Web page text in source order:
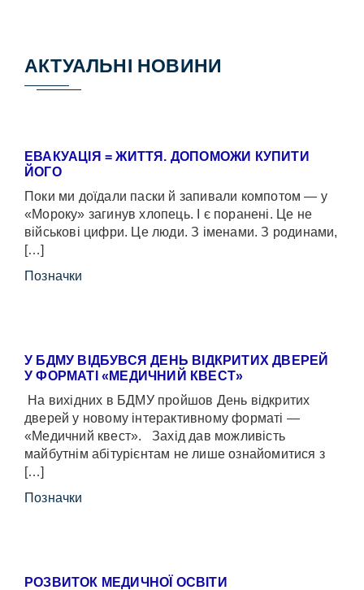
АКТУАЛЬНІ НОВИНИ
ЕВАКУАЦІЯ = ЖИТТЯ. ДОПОМОЖИ КУПИТИ
ЙОГО
Поки ми доїдали паски й запивали компотом — у
«Мороку» загинув хлопець. І є поранені. Це не
військові цифри. Це люди. З іменами. З родинами,
[…]
Позначки
У БДМУ ВІДБУВСЯ ДЕНЬ ВІДКРИТИХ ДВЕРЕЙ
У ФОРМАТІ «МЕДИЧНИЙ КВЕСТ»
На вихідних в БДМУ пройшов День відкритих
дверей у новому інтерактивному форматі —
«Медичний квест». Захід дав можливість
майбутнім абітурієнтам не лише ознайомитися з
[…]
Позначки
РОЗВИТОК МЕДИЧНОЇ ОСВІТИ